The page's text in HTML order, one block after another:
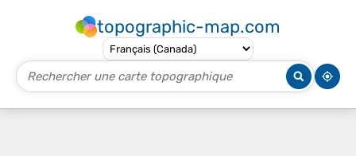
topographic-map.com